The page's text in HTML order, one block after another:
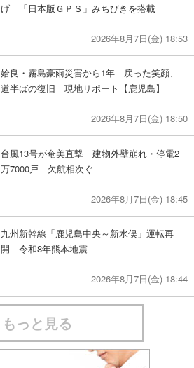
げ 「日本版ＧＰＳ」みちびきを搭載
2026年8月7日(金) 18:53
姶良・霧島豪雨災害から1年 戻った笑顔、
道半ばの復旧 現地リポート【鹿児島】
2026年8月7日(金) 18:50
台風13号が奄美直撃 建物外壁崩れ・停電2
万7000戸 欠航相次ぐ
2026年8月7日(金) 18:45
九州新幹線「鹿児島中央～新水俣」運転再
開 令和8年熊本地震
2026年8月7日(金) 18:44
もっと見る